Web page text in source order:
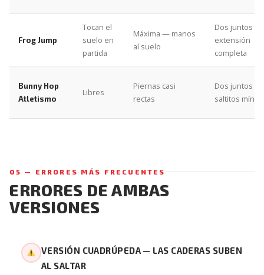
Frog Jump
Tocan el
suelo en
partida
Máxima — manos
al suelo
Dos juntos —
extensión
completa
Bunny Hop
Atletismo
Libres
Piernas casi
rectas
Dos juntos —
saltitos
05 — ERRORES MÁS FRECUENTES
ERRORES DE AMBAS
VERSIONES
VERSIÓN CUADRÚPEDA — LAS CADERAS SUBEN
AL SALTAR